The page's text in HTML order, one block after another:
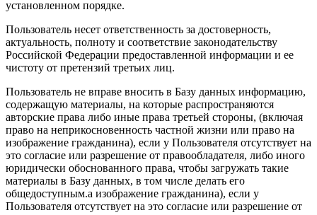
установленном порядке.
Пользователь несет ответственность за достоверность,
актуальность, полноту и соответствие законодательству
Российской Федерации предоставленной информации и ее
чистоту от претензий третьих лиц.
Пользователь не вправе вносить в Базу данных информацию,
содержащую материалы, на которые распространяются
авторские права либо иные права третьей стороны, (включая
право на неприкосновенность частной жизни или право на
изображение гражданина), если у Пользователя отсутствует на
это согласие или разрешение от правообладателя, либо иного
юридически обоснованного права, чтобы загружать такие
материалы в Базу данных, в том числе делать его
общедоступным.а изображение гражданина), если у
Пользователя отсутствует на это согласие или разрешение от